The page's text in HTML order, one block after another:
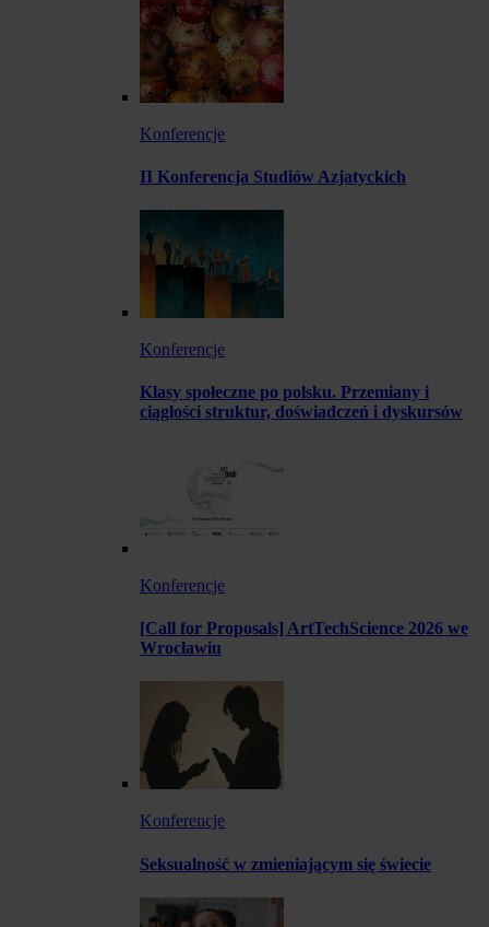
Konferencje
II Konferencja Studiów Azjatyckich
Konferencje
Klasy społeczne po polsku. Przemiany i
ciągłości struktur, doświadczeń i dyskursów
Konferencje
[Call for Proposals] ArtTechScience 2026 we
Wrocławiu
Konferencje
Seksualność w zmieniającym się świecie